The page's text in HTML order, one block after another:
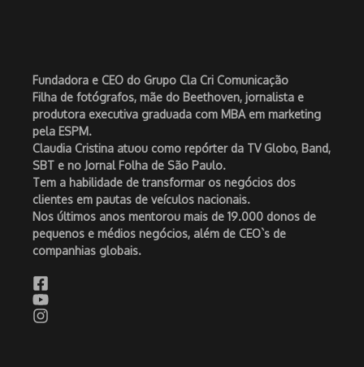
Fundadora e CEO do Grupo Cla Cri Comunicação
Filha de fotógrafos, mãe do Beethoven, jornalista e
produtora executiva graduada com MBA em marketing
pela ESPM.
Claudia Cristina atuou como repórter da TV Globo, Band,
SBT e no Jornal Folha de São Paulo.
Tem a habilidade de transformar os negócios dos
clientes em pautas de veículos nacionais.
Nos últimos anos mentorou mais de 19.000 donos de
pequenos e médios negócios, além de CEO`s de
companhias globais.